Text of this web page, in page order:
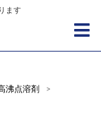
ます
沸点溶剤
>